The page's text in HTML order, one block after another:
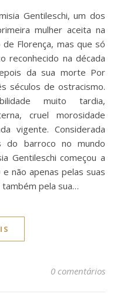
mulher aceita na
Florença, mas que só
reconhecido na década
da sua morte Por
séculos de ostracismo.
muito tardia,
cruel morosidade
vigente. Considerada
do barroco no mundo
Gentileschi começou a
não apenas pelas suas
pela sua…
0 comentários